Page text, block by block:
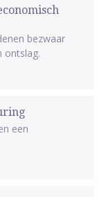
bezwaar
ontslag.
een